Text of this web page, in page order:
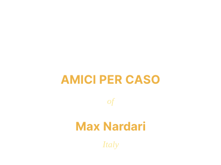
AMICI PER CASO
Max Nardari
Italy
of